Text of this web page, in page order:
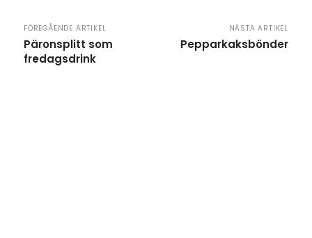
FÖREGÅENDE ARTIKEL
Päronsplitt som
fredagsdrink
NÄSTA ARTIKEL
Pepparkaksbönder